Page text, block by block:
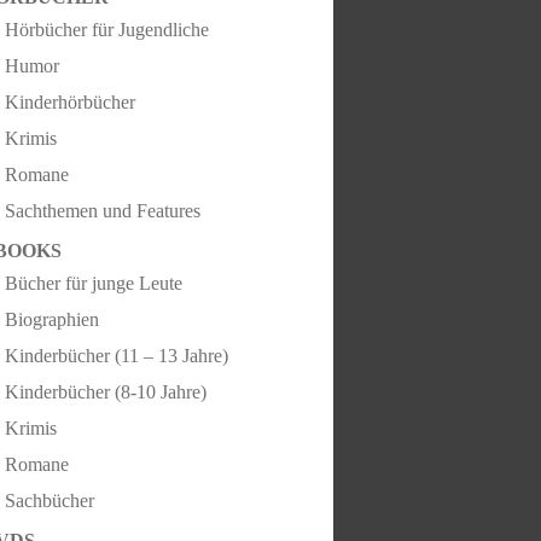
Hörbücher für Jugendliche
Humor
Kinderhörbücher
Krimis
Romane
Sachthemen und Features
Bücher für junge Leute
Biographien
Kinderbücher (11 – 13 Jahre)
Kinderbücher (8-10 Jahre)
Krimis
Romane
Sachbücher